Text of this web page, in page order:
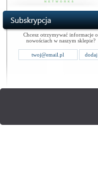
Chcesz otrzymywać informacje o
nowościach w naszym sklepie?